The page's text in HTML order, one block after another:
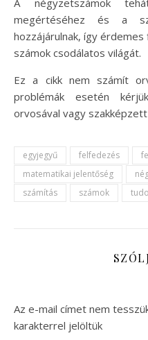
megértéséhez és a
hozzájárulnak, így
számok csodálatos világát.
Ez a cikk nem számít
problémák esetén
orvosával vagy
egyjegyű felfedezés
matematikai jelentőség
számítás
számok
Az e-mail címet nem
karakterrel jelöltük